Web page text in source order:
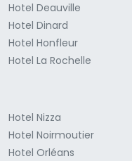
Hotel Deauville
Hotel Dinard
Hotel Honfleur
Hotel La Rochelle
Hotel Nizza
Hotel Noirmoutier
Hotel Orléans